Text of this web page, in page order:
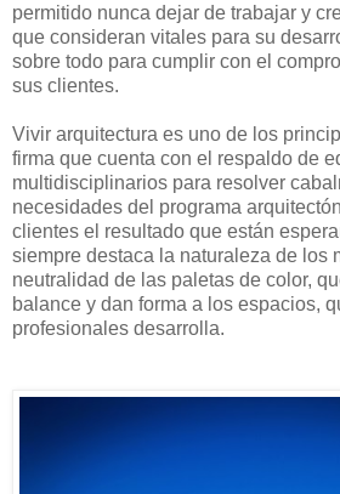
permitido nunca dejar de trabajar y
que consideran vitales para su
sobre todo para cumplir con el
sus clientes.
Vivir arquitectura es uno de los
firma que cuenta con el respaldo de
multidisciplinarios para resolver
necesidades del programa
clientes el resultado que están
siempre destaca la naturaleza de los
neutralidad de las paletas de color,
balance y dan forma a los espacios,
profesionales desarrolla.